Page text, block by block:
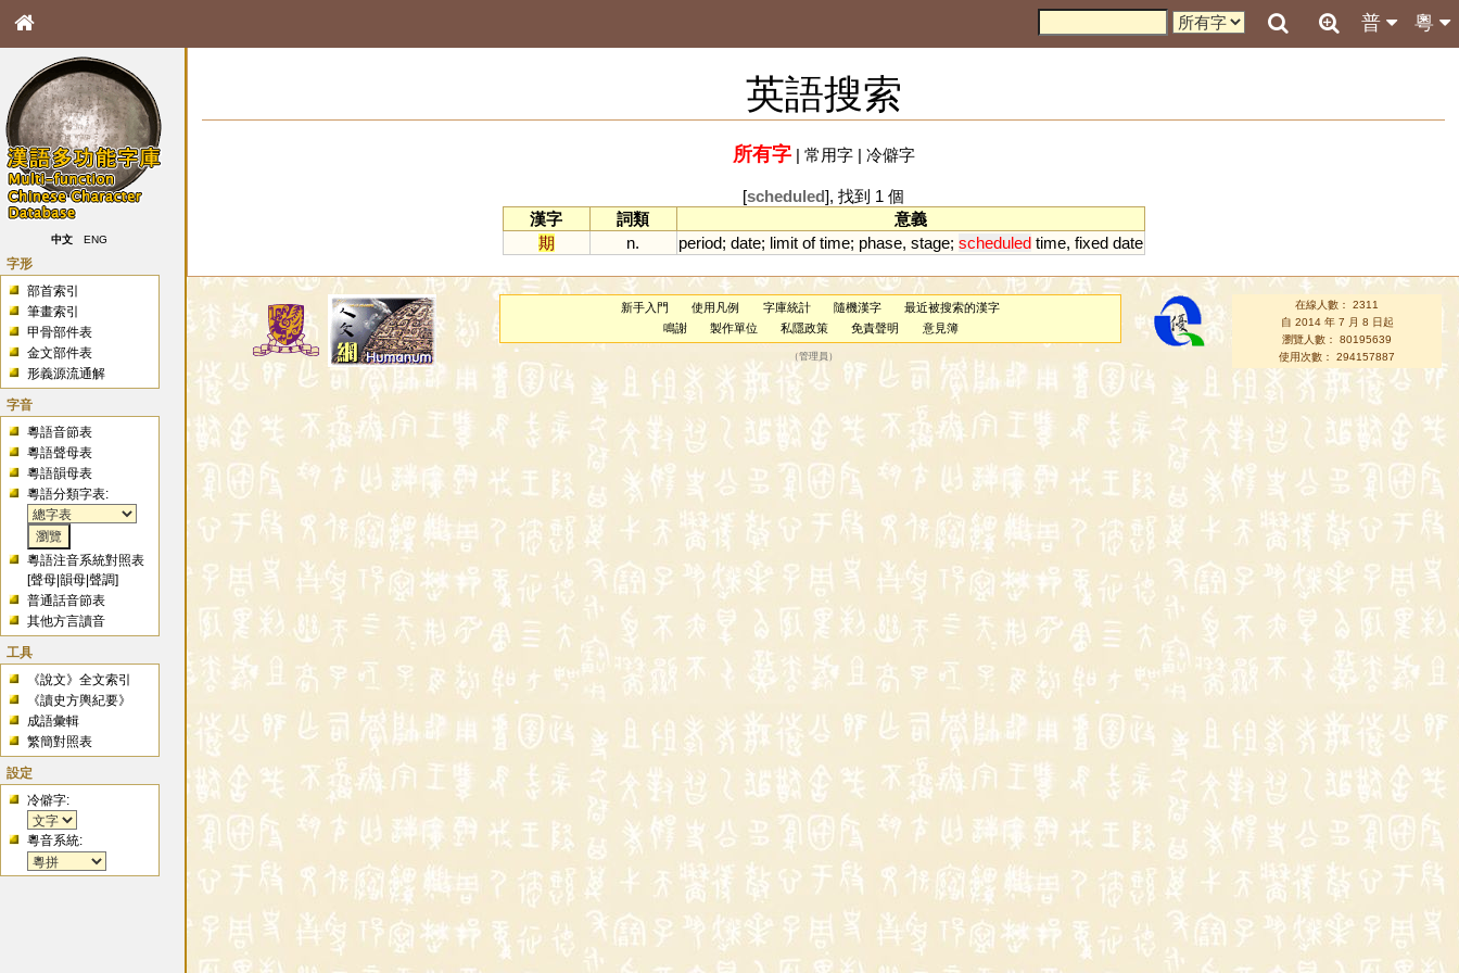
粵
普
中文 ENG
字形
部首索引
筆畫索引
甲骨部件表
金文部件表
形義源流通解
字音
粵語音節表
粵語聲母表
粵語韻母表
粵語分類字表:
粵語注音系統對照表
[聲母 |韻母 |聲調]
普通話音節表
其他方言讀音
工具
《說文》全文索引
《讀史方輿紀要》
成語彙輯
繁簡對照表
設定
冷僻字:
粵音系統:
英語搜索
所有字| 常用字| 冷僻字
[scheduled], 找到 1 個
漢字
詞類
意義
期
n. period; date; limit of time; phase, stage; scheduled time, fixed date
新手入門 使用凡例 字庫統計 隨機漢字
最近被搜索的漢字
鳴謝
製作單位 私隱政策 免責聲明 意見簿
（管理員 ）
在線人數： 2311
自 2014 年 7 月 8 日起
瀏覽人數： 80195639
使用次數： 294157887